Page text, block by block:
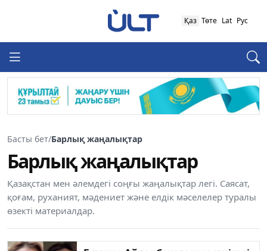
Қаз Төте Lat Рус
Басты бет/Барлық жаңалықтар
Барлық жаңалықтар
Қазақстан мен әлемдегі соңғы жаңалықтар легі. Саясат,
қоғам, руханият, мәдениет және елдік мәселелер туралы
өзекті материалдар.